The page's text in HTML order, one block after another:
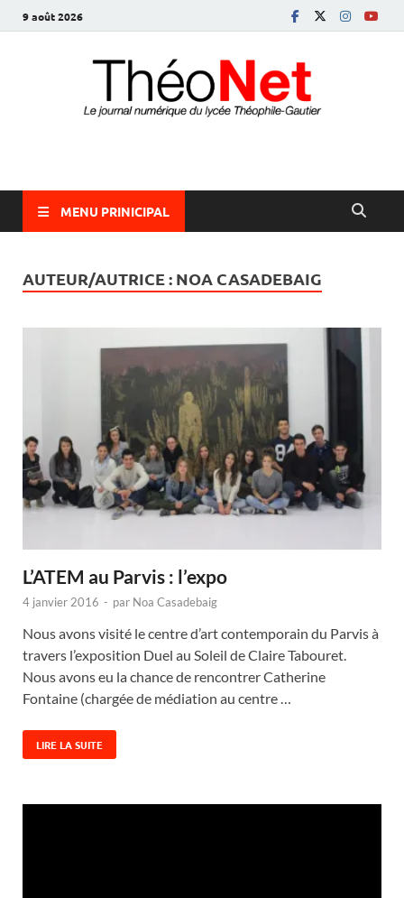
9 août 2026
ThéoNet
MENU PRINICIPAL
AUTEUR/AUTRICE : NOA CASADEBAIG
L’ATEM au Parvis : l’expo
4 janvier 2016 - par Noa Casadebaig
Nous avons visité le centre d’art contemporain du Parvis à
travers l’exposition Duel au Soleil de Claire Tabouret.
Nous avons eu la chance de rencontrer Catherine
Fontaine (chargée de médiation au centre …
LIRE LA SUITE